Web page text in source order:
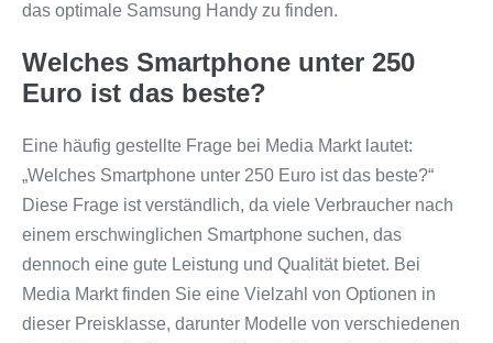
das optimale Samsung Handy zu finden.
Welches Smartphone unter 250
Euro ist das beste?
Eine häufig gestellte Frage bei Media Markt lautet:
„Welches Smartphone unter 250 Euro ist das beste?“
Diese Frage ist verständlich, da viele Verbraucher nach
einem erschwinglichen Smartphone suchen, das
dennoch eine gute Leistung und Qualität bietet. Bei
Media Markt finden Sie eine Vielzahl von Optionen in
dieser Preisklasse, darunter Modelle von verschiedenen